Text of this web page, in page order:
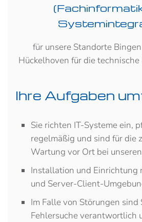
für unsere Standorte
Hückelhoven für die
Ihre Aufgaben
Sie richten IT-Systeme ein,
regelmäßig und sind für die
Wartung vor Ort bei
Installation und Einrichtung
und Server-Client-
Im Falle von Störungen sind
Fehlersuche verantwortlich